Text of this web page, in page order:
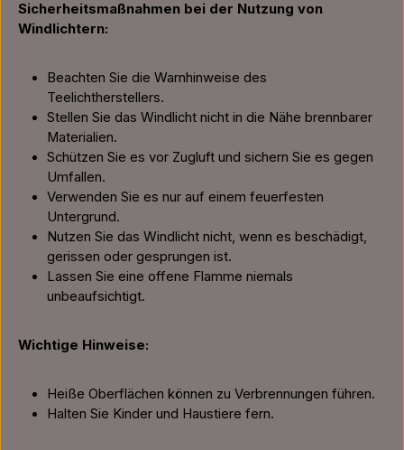
Sicherheitsmaßnahmen bei der Nutzung von
Windlichtern:
Beachten Sie die Warnhinweise des
Teelichtherstellers.
Stellen Sie das Windlicht nicht in die Nähe brennbarer
Materialien.
Schützen Sie es vor Zugluft und sichern Sie es gegen
Umfallen.
Verwenden Sie es nur auf einem feuerfesten
Untergrund.
Nutzen Sie das Windlicht nicht, wenn es beschädigt,
gerissen oder gesprungen ist.
Lassen Sie eine offene Flamme niemals
unbeaufsichtigt.
Wichtige Hinweise:
Heiße Oberflächen können zu Verbrennungen führen.
Halten Sie Kinder und Haustiere fern.